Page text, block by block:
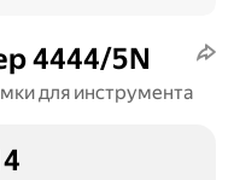
4444/5N
для инструмента